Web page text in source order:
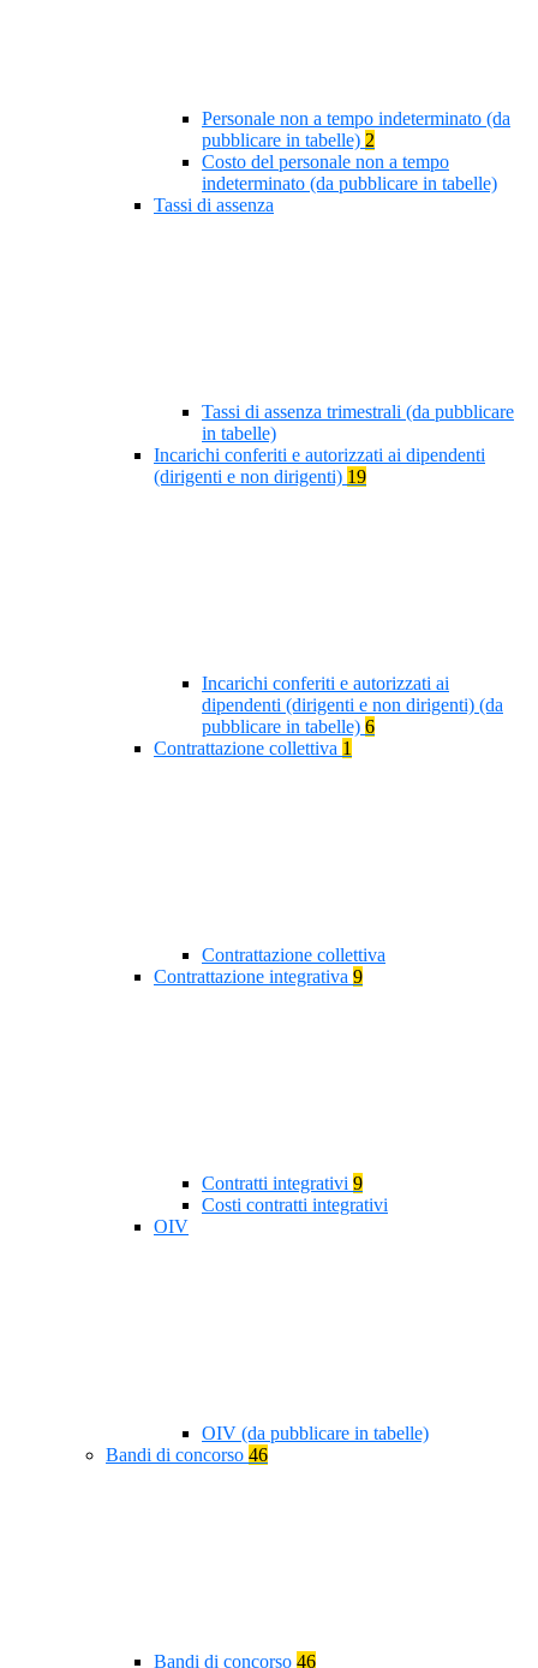
Personale non a tempo indeterminato (da
pubblicare in tabelle) 2
Costo del personale non a tempo
indeterminato (da pubblicare in tabelle)
Tassi di assenza
Tassi di assenza trimestrali (da pubblicare
in tabelle)
Incarichi conferiti e autorizzati ai dipendenti
(dirigenti e non dirigenti) 19
Incarichi conferiti e autorizzati ai
dipendenti (dirigenti e non dirigenti) (da
pubblicare in tabelle) 6
Contrattazione collettiva 1
Contrattazione collettiva
Contrattazione integrativa 9
Contratti integrativi 9
Costi contratti integrativi
OIV
OIV (da pubblicare in tabelle)
Bandi di concorso 46
Bandi di concorso 46